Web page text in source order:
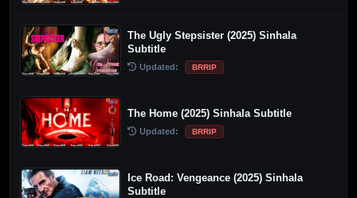
The Ugly Stepsister (2025) Sinhala
Subtitle
Updated: BRRIP
The Home (2025) Sinhala Subtitle
Updated: BRRIP
Ice Road: Vengeance (2025) Sinhala
Subtitle